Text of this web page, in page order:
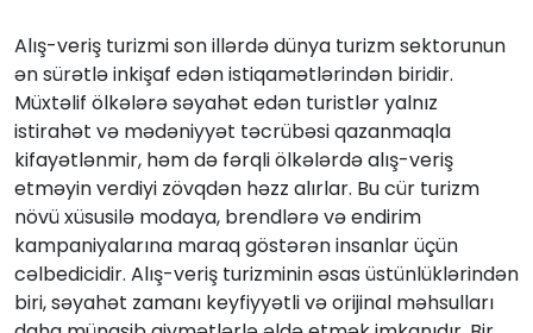
Alış-veriş turizmi son illərdə dünya turizm sektorunun
ən sürətlə inkişaf edən istiqamətlərindən biridir.
Müxtəlif ölkələrə səyahət edən turistlər yalnız
istirahət və mədəniyyət təcrübəsi qazanmaqla
kifayətlənmir, həm də fərqli ölkələrdə alış-veriş
etməyin verdiyi zövqdən həzz alırlar. Bu cür turizm
növü xüsusilə modaya, brendlərə və endirim
kampaniyalarına maraq göstərən insanlar üçün
cəlbedicidir. Alış-veriş turizminin əsas üstünlüklərindən
biri, səyahət zamanı keyfiyyətli və orijinal məhsulları